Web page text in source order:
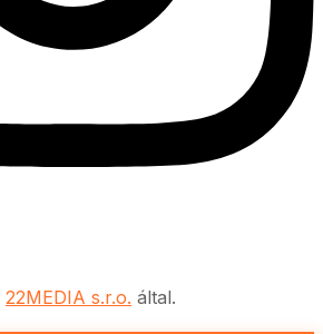
22MEDIA s.r.o. által.